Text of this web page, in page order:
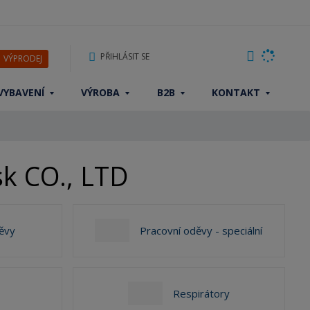
VÝPRODEJ PŘIHLÁSIT SE
VÝROBA B2B KONTAKT
CO., LTD
Pracovní oděvy - speciální
Respirátory